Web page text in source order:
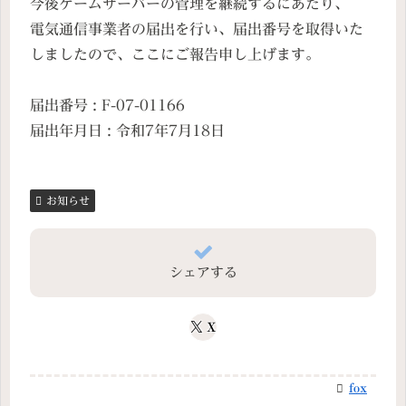
今後ゲームサーバーの管理を継続するにあたり、
電気通信事業者の届出を行い、届出番号を取得いた
しましたので、ここにご報告申し上げます。
届出番号 : F-07-01166
届出年月日 : 令和7年7月18日
お知らせ
シェアする
X
fox